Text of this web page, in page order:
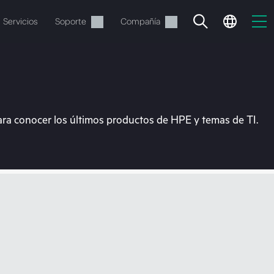
Servicios Soporte Compañía
conocer los últimos productos de HPE y temas de TI.